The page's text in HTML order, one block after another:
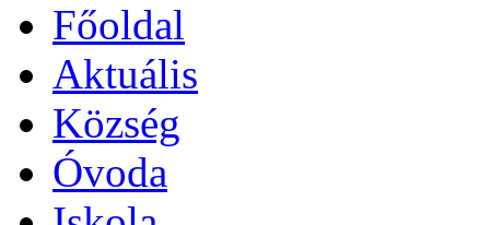
Főoldal
Aktuális
Község
Óvoda